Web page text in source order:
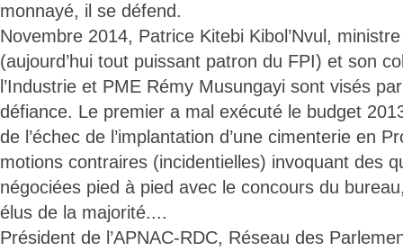
monnayé, il se défend.
Novembre 2014, Patrice Kitebi Kibol’Nvul,
(aujourd’hui tout puissant patron du FPI) et son
l’Industrie et PME Rémy Musungayi sont visés
défiance. Le premier a mal exécuté le budget
de l’échec de l’implantation d’une cimenterie en
motions contraires (incidentielles) invoquant des
négociées pied à pied avec le concours du
élus de la majorité....
Président de l’APNAC-RDC, Réseau des